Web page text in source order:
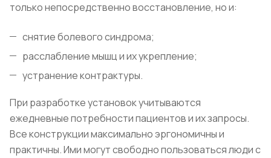
только непосредственно восстановление, но и:
снятие болевого синдрома;
расслабление мышц и их укрепление;
устранение контрактуры.
При разработке установок учитываются
ежедневные потребности пациентов и их запросы.
Все конструкции максимально эргономичны и
практичны. Ими могут свободно пользоваться люди с